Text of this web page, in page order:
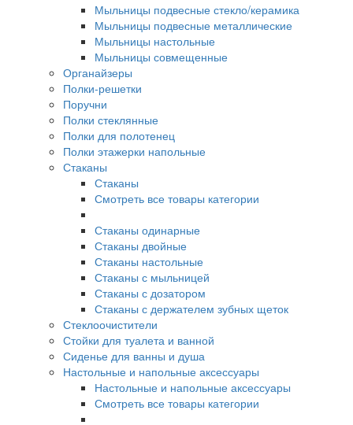
Мыльницы подвесные стекло/керамика
Мыльницы подвесные металлические
Мыльницы настольные
Мыльницы совмещенные
Органайзеры
Полки-решетки
Поручни
Полки стеклянные
Полки для полотенец
Полки этажерки напольные
Стаканы
Стаканы
Смотреть все товары категории
Стаканы одинарные
Стаканы двойные
Стаканы настольные
Стаканы с мыльницей
Стаканы с дозатором
Стаканы с держателем зубных щеток
Стеклоочистители
Стойки для туалета и ванной
Сиденье для ванны и душа
Настольные и напольные аксессуары
Настольные и напольные аксессуары
Смотреть все товары категории